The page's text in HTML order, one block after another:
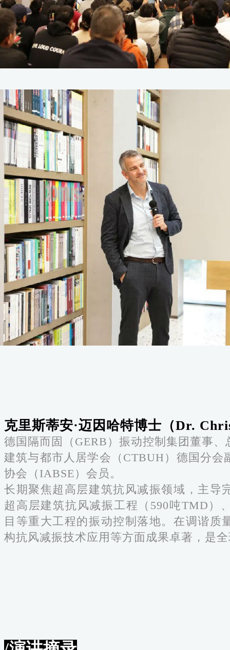
克里斯蒂安·迈因哈特博士（Dr.
德国隔而固（GERB）振动控制集团董事
建筑与都市人居学会（CTBUH）德国分
协会（IABSE）会员。
长期聚焦超高层建筑抗风减振领域，主导
超高层建筑抗风减振工程（590吨TMD）
目等重大工程的振动控制落地。在调谐质
构抗风减振技术应用等方面成果卓著，是